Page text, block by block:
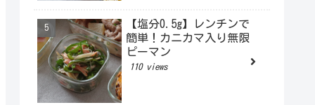
【塩分0.5g】レンチンで
簡単！カニカマ入り無限
ピーマン
110 views